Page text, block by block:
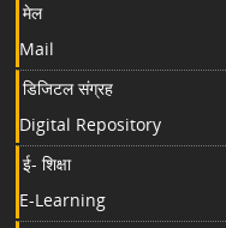
मेल
Mail
डिजिटल संग्रह
Digital Repository
ई- शिक्षा
E-Learning